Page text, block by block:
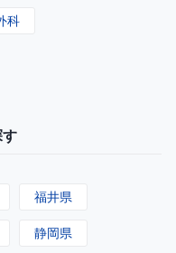
科
福井県
静岡県